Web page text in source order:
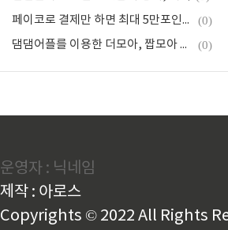
페이코로 결제만 하면 최대 5만포인트 룰렛이벤트 (0)
댐댐어플를 이용한 더모아, 짭모아 현재 업데이트내용, 현재 결제현황, 해결방안 (0)
운영자 : 닉네임
제작 : 아로스
Copyrights © 2022 All Rights